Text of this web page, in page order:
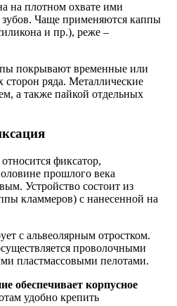
на плотном охвате ими
Чаще применяются каппы
и пр.), реже –
покрывают временные или
ряда. Металлические
а также пайкой отдельных
фиксатор,
прошлого века
Устройство состоит из
кламмеров) с нанесенной на
с альвеолярным отростком.
проволочными
пластмассовыми пелотами.
обеспечивает корпусное
удобно крепить